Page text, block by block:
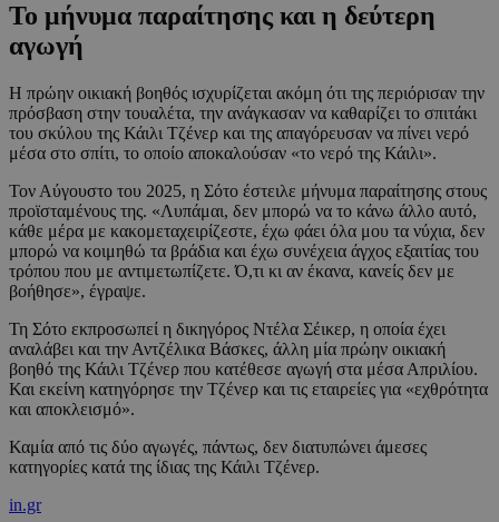
Το μήνυμα παραίτησης και η δεύτερη
αγωγή
Η πρώην οικιακή βοηθός ισχυρίζεται ακόμη ότι της περιόρισαν την
πρόσβαση στην τουαλέτα, την ανάγκασαν να καθαρίζει το σπιτάκι
του σκύλου της Κάιλι Τζένερ και της απαγόρευσαν να πίνει νερό
μέσα στο σπίτι, το οποίο αποκαλούσαν «το νερό της Κάιλι».
Τον Αύγουστο του 2025, η Σότο έστειλε μήνυμα παραίτησης στους
προϊσταμένους της. «Λυπάμαι, δεν μπορώ να το κάνω άλλο αυτό,
κάθε μέρα με κακομεταχειρίζεστε, έχω φάει όλα μου τα νύχια, δεν
μπορώ να κοιμηθώ τα βράδια και έχω συνέχεια άγχος εξαιτίας του
τρόπου που με αντιμετωπίζετε. Ό,τι κι αν έκανα, κανείς δεν με
βοήθησε», έγραψε.
Τη Σότο εκπροσωπεί η δικηγόρος Ντέλα Σέικερ, η οποία έχει
αναλάβει και την Αντζέλικα Βάσκες, άλλη μία πρώην οικιακή
βοηθό της Κάιλι Τζένερ που κατέθεσε αγωγή στα μέσα Απριλίου.
Και εκείνη κατηγόρησε την Τζένερ και τις εταιρείες για «εχθρότητα
και αποκλεισμό».
Καμία από τις δύο αγωγές, πάντως, δεν διατυπώνει άμεσες
κατηγορίες κατά της ίδιας της Κάιλι Τζένερ.
in.gr